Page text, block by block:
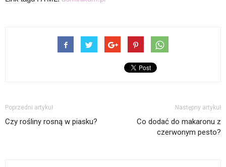
Poprzedni artykuł
Czy rośliny rosną w piasku?
Następny artykuł
Co dodać do makaronu z
czerwonym pesto?